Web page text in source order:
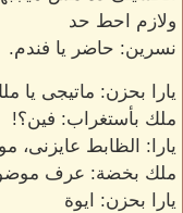
ولازم احط حد
نسرين: حاضر يا فندم.
يارا بحزن: ماتيجى يا
ملك بأستغراب: فين؟!
يارا: الظابط
ملك بخضة: عرف
يارا بحزن: ايوة